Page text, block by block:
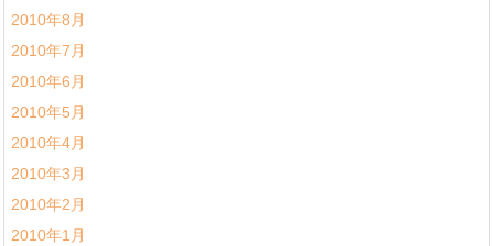
2010年8月
2010年7月
2010年6月
2010年5月
2010年4月
2010年3月
2010年2月
2010年1月